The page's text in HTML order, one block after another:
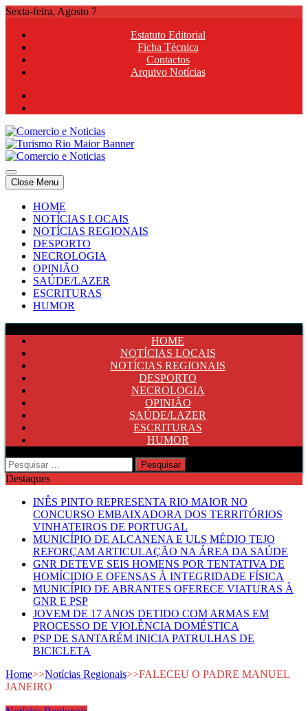
Skip
content
Sexta-feira, Agosto 7
Estatuto Editorial
Ficha Técnica
Contactos
Arquivo Notícias
Comercio e Noticias
Notícias e Publicidade Online
Comercio e Noticias
Notícias e Publicidade Online
Close Menu
HOME
NOTÍCIAS LOCAIS
NOTÍCIAS REGIONAIS
DESPORTO
NECROLOGIA
OPINIÃO
SAÚDE/LAZER
ESCRITURAS
HUMOR
HOME
NOTÍCIAS LOCAIS
NOTÍCIAS REGIONAIS
DESPORTO
NECROLOGIA
OPINIÃO
SAÚDE/LAZER
ESCRITURAS
HUMOR
Pesquisar
por:
Destaques
INÊS PINTO REPRESENTA RIO MAIOR NO
CONCURSO EMBAIXADORA DOS TERRITÓRIOS
VINHATEIROS DE PORTUGAL
MUNICÍPIO DE ALCANENA E ULS MÉDIO TEJO
REFORÇAM ARTICULAÇÃO NA ÁREA DA SAÚDE
GNR DETEVE SEIS HOMENS POR TENTATIVA DE
HOMÍCIDIO E OFENSAS À INTEGRIDADE FÍSICA
MUNICÍPIO DE ABRANTES OFERECE VIATURAS À
GNR E PSP
JOVEM DE 17 ANOS DETIDO COM ARMAS EM
PROCESSO DE VIOLÊNCIA DOMÉSTICA
PSP DE SANTARÉM INICIA PATRULHAS DE
BICICLETA
Home>>Notícias Regionais>>FALECEU O PADRE MANUEL
JANEIRO